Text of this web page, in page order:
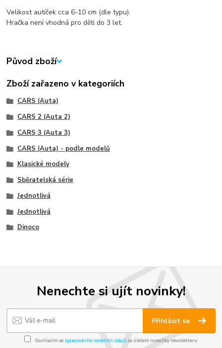
Velikost autíček cca 6-10 cm (dle typu).
Hračka není vhodná pro děti do 3 let.
Původ zboží
Zboží zařazeno v kategoriích
CARS (Auta)
CARS 2 (Auta 2)
CARS 3 (Auta 3)
CARS (Auta) - podle modelů
Klasické modely
Sběratelská série
Jednotlivá
Jednotlivá
Dinoco
Nenechte si ujít novinky!
Přihlásit se
Souhlasím se zpracováním osobních údajůza účelem rozesílky newsletteru.